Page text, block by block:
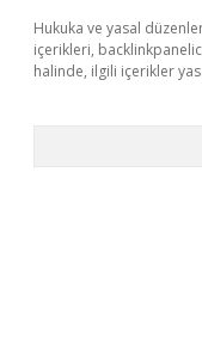
Hukuka ve yasal
içerikleri,
halinde, ilgili içerikler